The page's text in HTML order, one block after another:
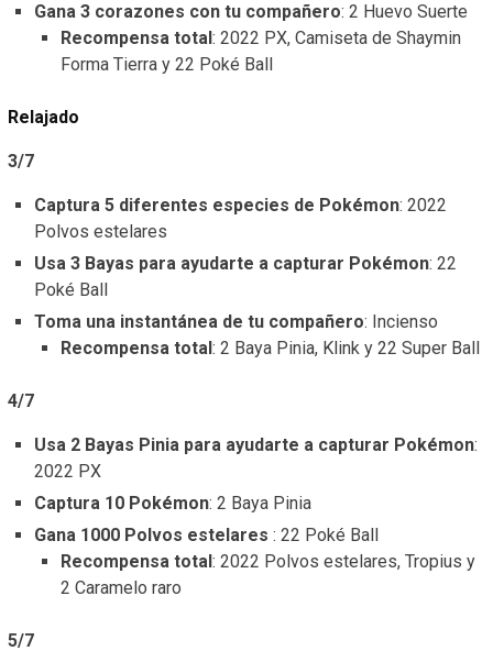
Gana 3 corazones con tu compañero: 2 Huevo Suerte
Recompensa total: 2022 PX, Camiseta de Shaymin
Forma Tierra y 22 Poké Ball
Relajado
3/7
Captura 5 diferentes especies de Pokémon: 2022
Polvos estelares
Usa 3 Bayas para ayudarte a capturar Pokémon: 22
Poké Ball
Toma una instantánea de tu compañero: Incienso
Recompensa total: 2 Baya Pinia, Klink y 22 Super Ball
4/7
Usa 2 Bayas Pinia para ayudarte a capturar Pokémon:
2022 PX
Captura 10 Pokémon: 2 Baya Pinia
Gana 1000 Polvos estelares : 22 Poké Ball
Recompensa total: 2022 Polvos estelares, Tropius y
2 Caramelo raro
5/7